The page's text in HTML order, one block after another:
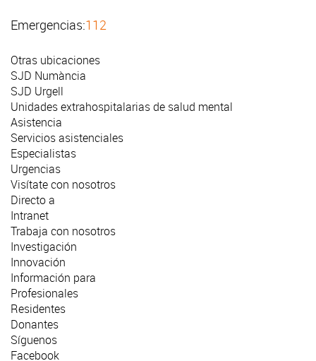
Emergencias:112
Otras ubicaciones
SJD Numància
SJD Urgell
Unidades extrahospitalarias de salud mental
Asistencia
Servicios asistenciales
Especialistas
Urgencias
Visítate con nosotros
Directo a
Intranet
Trabaja con nosotros
Investigación
Innovación
Información para
Profesionales
Residentes
Donantes
Síguenos
Facebook